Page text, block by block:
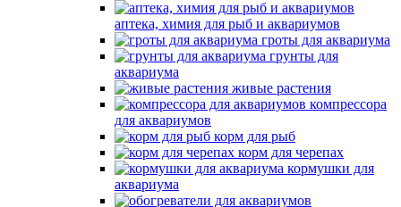
аптека, химия для рыб и аквариумов
гроты для аквариума
грунты для
аквариума
живые растения
компрессора
для аквариумов
корм для рыб
корм для черепах
кормушки для
аквариума